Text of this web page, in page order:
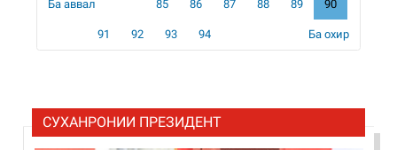
Ба аввал 85 86 87 88 89 90
91 92 93 94 Ба охир
СУХАНРОНИИ ПРЕЗИДЕНТ